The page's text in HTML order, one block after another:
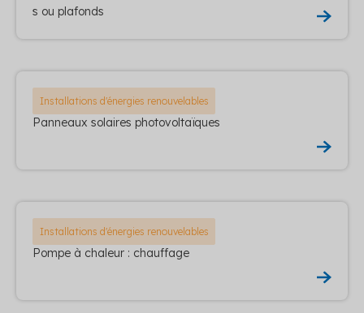
s ou plafonds
Installations d'énergies renouvelables
Panneaux solaires photovoltaïques
Installations d'énergies renouvelables
Pompe à chaleur : chauffage